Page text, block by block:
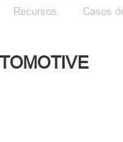
Recursos Casos